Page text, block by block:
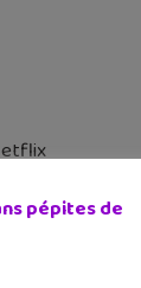
pépites de